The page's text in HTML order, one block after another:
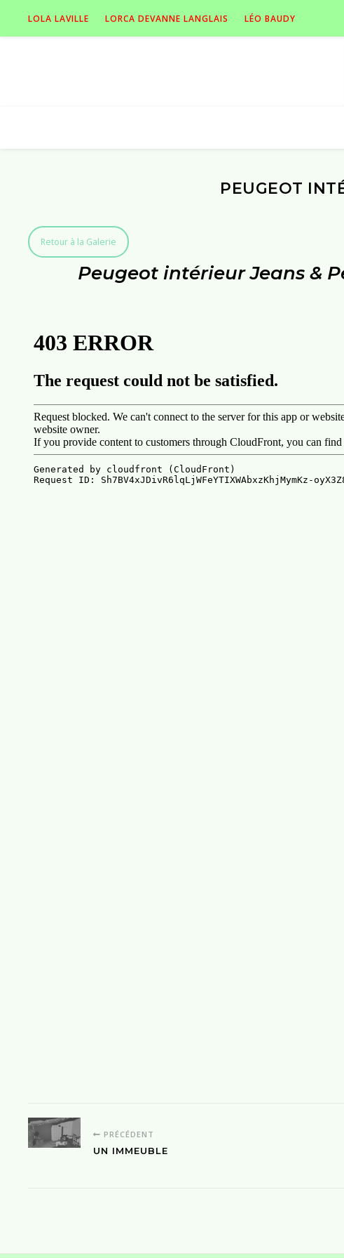
LOLA LAVILLE LORCA DEVANNE LANGLAIS LÉO BAUDY
PEUGEOT
Retour à la Galerie
Peugeot intérieur Jeans &
PRÉCÉDENT
UN IMMEUBLE